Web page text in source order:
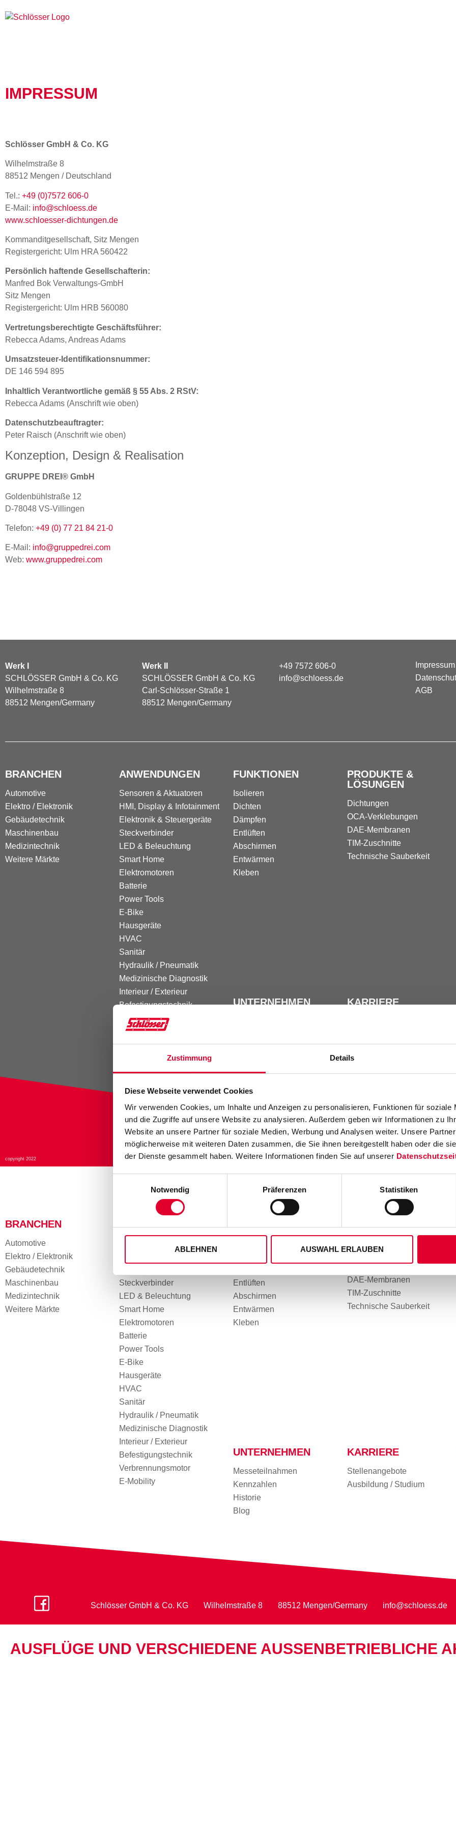
Zustimmung Details
Diese Webseite verwendet Cookies
Wir verwenden Cookies, um Inhalte und Anzeigen zu personalisieren, Funktionen für soziale
und die Zugriffe auf unsere Website zu analysieren. Außerdem geben wir Informationen zu
Website an unsere Partner für soziale Medien, Werbung und Analysen weiter. Unsere
möglicherweise mit weiteren Daten zusammen, die Sie ihnen bereitgestellt haben oder die
der Dienste gesammelt haben. Weitere Informationen finden Sie auf unserer
Notwendig
Präferenzen Statistiken
ABLEHNEN AUSWAHL ERLAUBEN
IMPRESSUM
Schlösser GmbH & Co. KG
Wilhelmstraße 8
88512 Mengen / Deutschland
Tel.: +49 (0)7572 606-0
E-Mail: info@schloess.de
www.schloesser-dichtungen.de
Kommanditgesellschaft, Sitz Mengen
Registergericht: Ulm HRA 560422
Persönlich haftende Gesellschafterin:
Manfred Bok Verwaltungs-GmbH
Sitz Mengen
Registergericht: Ulm HRB 560080
Vertretungsberechtigte Geschäftsführer:
Rebecca Adams, Andreas Adams
Umsatzsteuer-Identifikationsnummer:
DE 146 594 895
Inhaltlich Verantwortliche gemäß § 55 Abs. 2 RStV:
Rebecca Adams (Anschrift wie oben)
Datenschutzbeauftragter:
Peter Raisch (Anschrift wie oben)
Konzeption, Design & Realisation
GRUPPE DREI® GmbH
Goldenbühlstraße 12
D-78048 VS-Villingen
Telefon: +49 (0) 77 21 84 21-0
E-Mail: info@gruppedrei.com
Web: www.gruppedrei.com
Werk I
SCHLÖSSER GmbH & Co. KG
Wilhelmstraße 8
88512 Mengen/Germany
Werk II
SCHLÖSSER GmbH & Co. KG
Carl-Schlösser-Straße 1
88512 Mengen/Germany
+49 7572 606-0
info@schloess.de
Impressum
AGB
BRANCHEN
Automotive
Elektro / Elektronik
Gebäudetechnik
Maschinenbau
Medizintechnik
Weitere Märkte
ANWENDUNGEN
Sensoren & Aktuatoren
HMI, Display & Infotainment
Elektronik & Steuergeräte
Steckverbinder
LED & Beleuchtung
Smart Home
Elektromotoren
Batterie
Power Tools
E-Bike
Hausgeräte
HVAC
Sanitär
Hydraulik / Pneumatik
Medizinische Diagnostik
Interieur / Exterieur
Befestigungstechnik
Verbrennungsmotor
E-Mobility
FUNKTIONEN
Isolieren
Dichten
Dämpfen
Entlüften
Abschirmen
Entwärmen
Kleben
PRODUKTE &
LÖSUNGEN
Dichtungen
OCA-Verklebungen
DAE-Membranen
TIM-Zuschnitte
Technische Sauberkeit
UNTERNEHMEN KARRIERE
copyright 2022
BRANCHEN
Automotive
Elektro / Elektronik
Gebäudetechnik
Maschinenbau
Medizintechnik
Weitere Märkte
Steckverbinder
LED & Beleuchtung
Smart Home
Elektromotoren
Batterie
Power Tools
E-Bike
Hausgeräte
HVAC
Sanitär
Hydraulik / Pneumatik
Medizinische Diagnostik
Interieur / Exterieur
Befestigungstechnik
Verbrennungsmotor
E-Mobility
Entlüften
Abschirmen
Entwärmen
Kleben
LÖSUNGEN
Dichtungen
OCA-Verklebungen
DAE-Membranen
TIM-Zuschnitte
Technische Sauberkeit
UNTERNEHMEN
Messe­teilnahmen
Kennzahlen
Historie
Blog
KARRIERE
Stellenangebote
Ausbildung / Studium
Schlösser GmbH & Co. KG Wilhelmstraße 8 88512 Mengen/Germany info@schloess.de
AUSFLÜGE UND VERSCHIEDENE AUSSEN­BETRIEBLICHE